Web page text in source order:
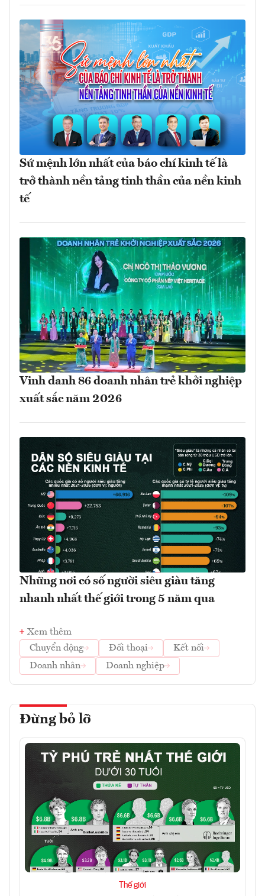
Sứ mệnh lớn nhất của báo chí kinh tế là
trở thành nền tảng tinh thần của nền kinh
tế
Vinh danh 86 doanh nhân trẻ khởi nghiệp
xuất sắc năm 2026
Những nơi có số người siêu giàu tăng
nhanh nhất thế giới trong 5 năm qua
Xem thêm
Chuyển động
Đối thoại
Kết nối
Doanh nhân
Doanh nghiệp
Đừng bỏ lỡ
Thế giới